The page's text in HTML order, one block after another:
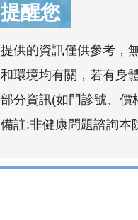
提醒您
提供的資訊僅供參考，
和環境均有關，若有身
部分資訊(如門診號、價
備註:非健康問題諮詢本